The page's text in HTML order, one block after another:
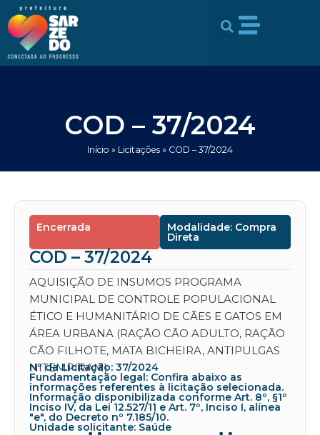
conteúdo
para
conteúdo
COD – 37/2024
Início » Licitações » COD – 37/2024
Encerrada Modalidade: Compra
Direta
COD – 37/2024
AQUISIÇÃO DE INSUMOS PROGRAMA
MUNICIPAL DE CONTROLE POPULACIONAL
ÉTICO E HUMANITÁRIO DE CÃES E GATOS EM
ÁREA URBANA (RAÇÃO CÃO ADULTO, RAÇÃO
CÃO FILHOTE, MATA BICHEIRA, ANTIPULGAS
NITEMPIRAM)
Nº da Licitação: 37/2024
Fundamentação legal: Confira abaixo as
informações referentes à licitação selecionada.
Informação disponibilizada conforme Art. 8º, §1º
Inciso IV, da Lei 12.527/11 e Art. 7º, Inciso I, alínea
"e", do Decreto nº 7.185/10.
Unidade solicitante: Saúde